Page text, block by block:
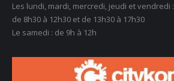
Les lundi, mardi, mercredi, jeudi et vendredi :
de 8h30 à 12h30 et de 13h30 à 17h30
Le samedi : de 9h à 12h